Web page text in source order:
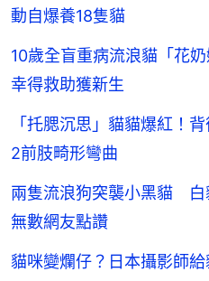
動自爆養18隻貓
10歲全盲重病流浪貓「花
幸得救助獲新生
「托腮沉思」貓貓爆紅
2前肢畸形彎曲
兩隻流浪狗突襲小黑貓
無數網友點讚
貓咪變爛仔？日本攝影師